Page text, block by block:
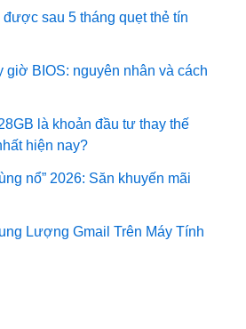
sau 5 tháng quẹt thẻ tín
giờ BIOS: nguyên nhân và cách
là khoản đầu tư thay thế
hiện nay?
nổ” 2026: Săn khuyến mãi
Lượng Gmail Trên Máy Tính